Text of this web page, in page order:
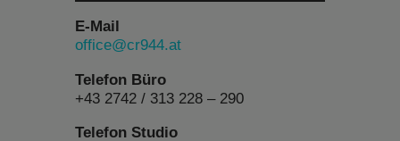
E-Mail
office@cr944.at
Telefon Büro
+43 2742 / 313 228 – 290
Telefon Studio